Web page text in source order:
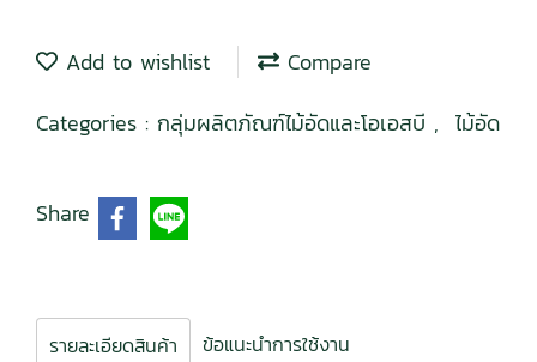
Add to wishlist
Compare
Categories : กลุ่มผลิตภัณฑ์ไม้อัดและโอเอสบี , ไม้อัด
Share
รายละเอียดสินค้า ข้อแนะนำการใช้งาน